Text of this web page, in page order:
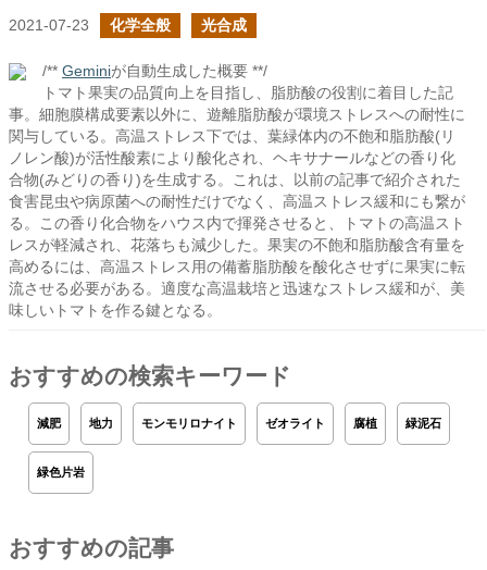
2021-07-23 化学全般 光合成
/** Geminiが自動生成した概要 **/
トマト果実の品質向上を目指し、脂肪酸の役割に着目した記
事。細胞膜構成要素以外に、遊離脂肪酸が環境ストレスへの耐性に
関与している。高温ストレス下では、葉緑体内の不飽和脂肪酸(リ
ノレン酸)が活性酸素により酸化され、ヘキサナールなどの香り化
合物(みどりの香り)を生成する。これは、以前の記事で紹介された
食害昆虫や病原菌への耐性だけでなく、高温ストレス緩和にも繋が
る。この香り化合物をハウス内で揮発させると、トマトの高温スト
レスが軽減され、花落ちも減少した。果実の不飽和脂肪酸含有量を
高めるには、高温ストレス用の備蓄脂肪酸を酸化させずに果実に転
流させる必要がある。適度な高温栽培と迅速なストレス緩和が、美
味しいトマトを作る鍵となる。
おすすめの検索キーワード
減肥 地力 モンモリロナイト ゼオライト 腐植 緑泥石
緑色片岩
おすすめの記事